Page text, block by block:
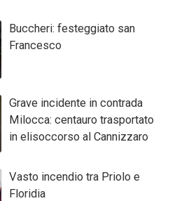
Buccheri: festeggiato san
Francesco
Grave incidente in contrada
Milocca: centauro trasportato
in elisoccorso al Cannizzaro
Vasto incendio tra Priolo e
Floridia